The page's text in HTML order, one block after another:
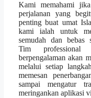
Kami memahami
perjalanan yang
penting buat umat
kami ialah untuk
semudah dan bebas
Tim
berpengalaman akan
melalui setiap
memesan
sampai mengatur
meringankan aplikasi